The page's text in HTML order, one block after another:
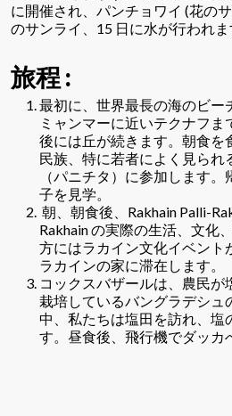
に開催され、パンチョワイ (花の
のサンライ、15 日に水が行われま
旅程 :
最初に、世界最長の海のビー
ミャンマーに近いテクナフま
後には丘が続きます。朝食を
民族、特に若者によく見られ
（パニチタ）に参加します
子を見学。
朝、朝食後、Rakhain Palli-
Rakhain の実際の生活、文化
方にはラカイン文化イベント
ラカインの家に滞在します。
コックスバザールは、農民
栽培しているバングラデシュ
中、私たちは塩田を訪れ、塩
す。昼食後、飛行機でダッカ